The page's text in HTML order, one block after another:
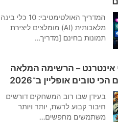
המדריך האולטימטיבי: 10 כלי בינה
מלאכותית (AI) מומלצים ליצירת
תמונות בחינם [מדריך…
– הרשימה המלאה
טובים אופליין ב־2026
בעידן שבו רוב המשחקים דורשים
חיבור קבוע לרשת, יותר ויותר
משתמשים מחפשים…